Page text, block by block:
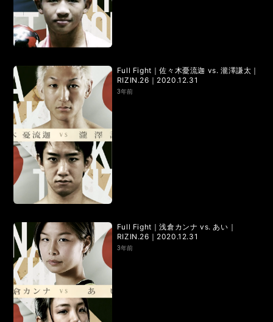
Full Fight｜佐々木憂流迦 vs. 瀧澤謙太｜
RIZIN.26｜2020.12.31
3年前
Full Fight｜浅倉カンナ vs. あい｜
RIZIN.26｜2020.12.31
3年前